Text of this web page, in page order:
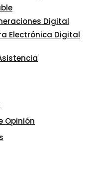
Digital
Electrónica Digital
Opinión